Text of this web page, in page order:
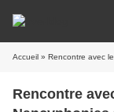
Accueil » Rencontre avec
Rencontre